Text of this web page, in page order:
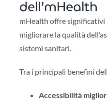
dell’mHealth
mHealth offre significativi
migliorare la qualità
sistemi sanitari.
Tra i principali benefini
Accessibilità